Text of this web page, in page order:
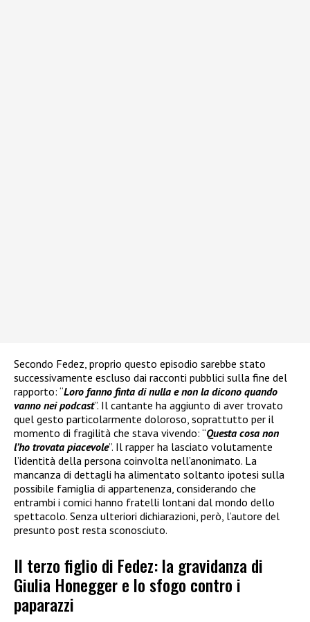
Secondo Fedez, proprio questo episodio sarebbe stato
successivamente escluso dai racconti pubblici sulla fine del
rapporto: “Loro fanno finta di nulla e non la dicono quando
vanno nei podcast”. Il cantante ha aggiunto di aver trovato
quel gesto particolarmente doloroso, soprattutto per il
momento di fragilità che stava vivendo: “Questa cosa non
l’ho trovata piacevole”. Il rapper ha lasciato volutamente
l’identità della persona coinvolta nell’anonimato. La
mancanza di dettagli ha alimentato soltanto ipotesi sulla
possibile famiglia di appartenenza, considerando che
entrambi i comici hanno fratelli lontani dal mondo dello
spettacolo. Senza ulteriori dichiarazioni, però, l’autore del
presunto post resta sconosciuto.
Il terzo figlio di Fedez: la gravidanza di
Giulia Honegger e lo sfogo contro i
paparazzi